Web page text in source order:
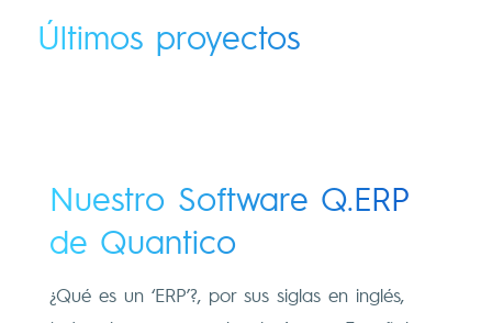
Últimos proyectos
Nuestro Software Q.ERP
de Quantico
¿Qué es un ‘ERP’?, por sus siglas en inglés,